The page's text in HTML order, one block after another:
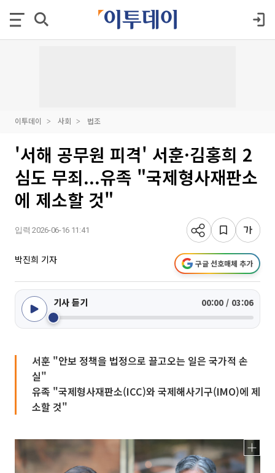
이투데이 사회 법조
'서해 공무원 피격' 서훈·김홍희 2
심도 무죄...유족 "국제형사재판소
에 제소할 것"
입력 2026-06-16 11:41
박진희 기자 구글 선호매체 추가
기사 듣기 00:00 / 03:06
서훈 "안보 정책을 법정으로 끌고오는 일은 국가적 손
실"
유족 "국제형사재판소(ICC)와 국제해사기구(IMO)에 제
소할 것"